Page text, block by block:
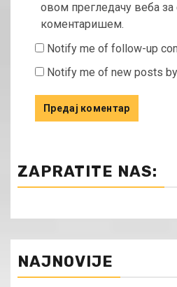
овом прегледачу веба за
коментаришем.
Notify me of follow-up
Notify me of new posts
ZAPRATITE NAS:
NAJNOVIJE